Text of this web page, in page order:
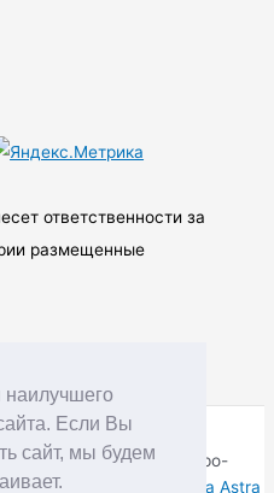
наилучшего
Если Вы
сайт, мы будем
ответственности за
размещенные
- 2026 | Северо-
края | Powered by
Тема Astra